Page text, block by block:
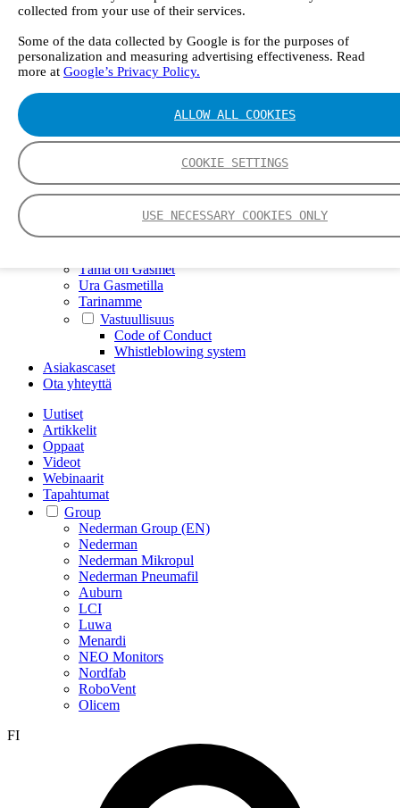
collected from your use of their services.
Some of the data collected by Google is for the purposes of
personalization and measuring advertising effectiveness. Read
more at Google’s Privacy Policy.
COOKIE SETTINGS
USE NECESSARY COOKIES ONLY
ALLOW ALL COOKIES
GT6000 Mobilis
DX4015
Kannettava näytteenottojärjestelmä
Gasmet-kalibrointilaite
Calcmet ohjelmisto
Huolto
CVAF
Gasmetin älypuhelinsovellus
Spektrikirjasto
Tämä on Gasmet
Ura Gasmetilla
Tarinamme
Vastuullisuus
Code of Conduct
Whistleblowing system
Asiakascaset
Ota yhteyttä
Uutiset
Artikkelit
Oppaat
Videot
Webinaarit
Tapahtumat
Group
Nederman Group (EN)
Nederman
Nederman Mikropul
Nederman Pneumafil
Auburn
LCI
Luwa
Menardi
NEO Monitors
Nordfab
RoboVent
Olicem
FI